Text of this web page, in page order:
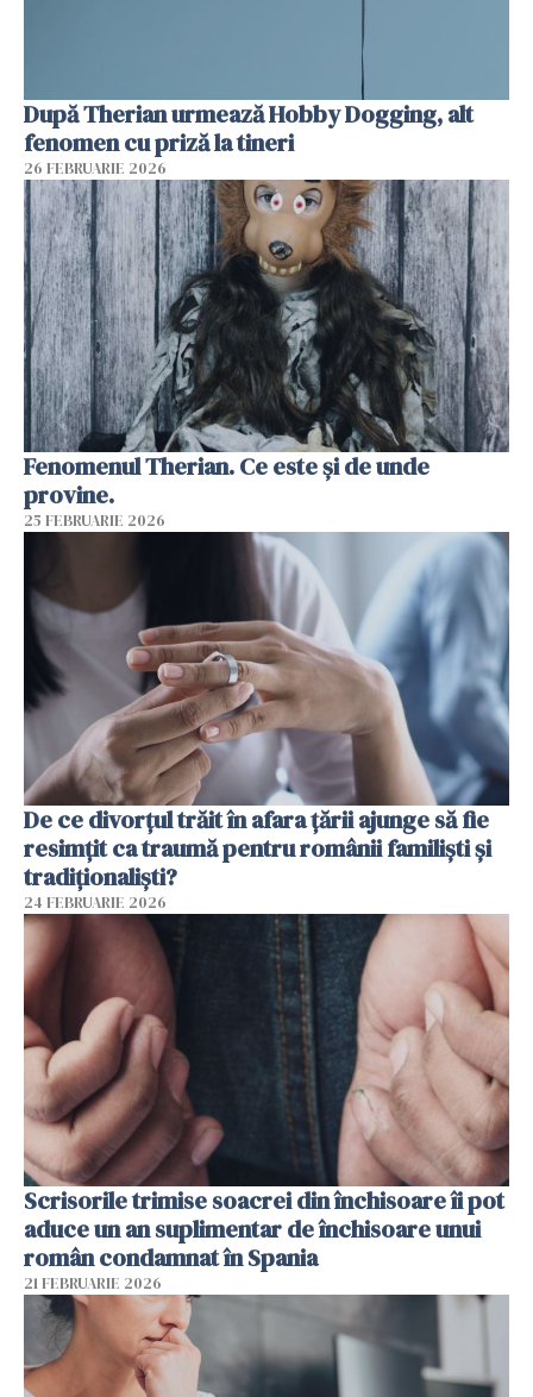
După Therian urmează Hobby Dogging, alt
fenomen cu priză la tineri
26 FEBRUARIE 2026
Fenomenul Therian. Ce este și de unde
provine.
25 FEBRUARIE 2026
De ce divorțul trăit în afara țării ajunge să fie
resimțit ca traumă pentru românii familiști și
tradiționaliști?
24 FEBRUARIE 2026
Scrisorile trimise soacrei din închisoare îi pot
aduce un an suplimentar de închisoare unui
român condamnat în Spania
21 FEBRUARIE 2026